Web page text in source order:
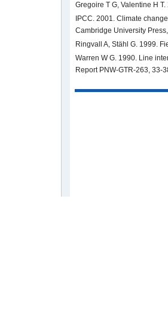
Gregoire T G, Valentine H
IPCC. 2001. Climate
Cambridge University
Ringvall A, Stähl G. 1999.
Warren W G. 1990. Line
Report PNW-GTR-263, 33-